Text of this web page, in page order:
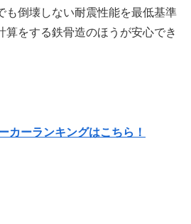
も倒壊しない耐震性能を最低基準
算をする鉄骨造のほうが安心でき
カーランキングはこちら！